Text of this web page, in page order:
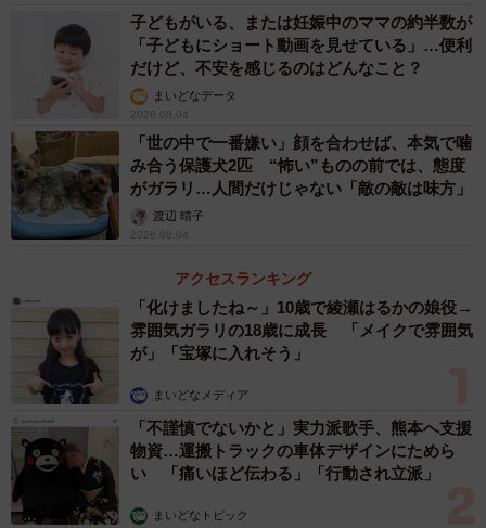
人々のIQスコアによっても裏付けられた」とも説明してい
ます。
子どもがいる、または妊娠中のママの約半数が
「子どもにショート動画を見せている」…便利
だけど、不安を感じるのはどんなこと？
まいどなデータ
2026.08.04
「世の中で一番嫌い」顔を合わせば、本気で噛
み合う保護犬2匹 “怖い”ものの前では、態度
がガラリ…人間だけじゃない「敵の敵は味方」
渡辺 晴子
2026.08.04
アクセスランキング
「化けましたね～」10歳で綾瀬はるかの娘役→
雰囲気ガラリの18歳に成長 「メイクで雰囲気
が」「宝塚に入れそう」
まいどなメディア
「不謹慎でないかと」実力派歌手、熊本へ支援
物資…運搬トラックの車体デザインにためら
い 「痛いほど伝わる」「行動され立派」
まいどなトピック